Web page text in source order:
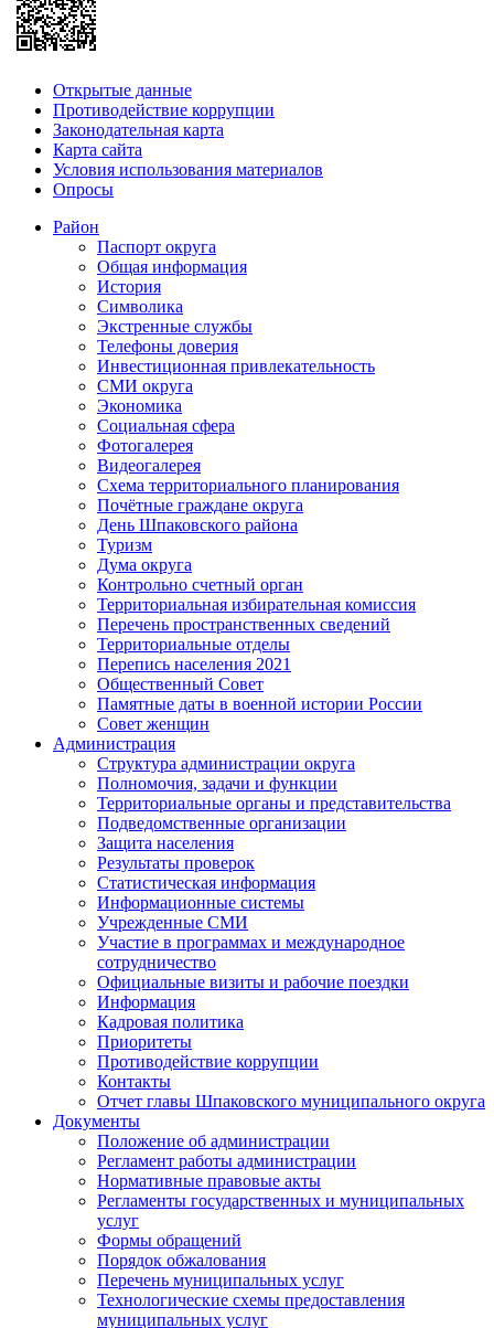
Открытые данные
Противодействие коррупции
Законодательная карта
Карта сайта
Условия использования материалов
Опросы
Район
Паспорт округа
Общая информация
История
Символика
Экстренные службы
Телефоны доверия
Инвестиционная привлекательность
СМИ округа
Экономика
Социальная сфера
Фотогалерея
Видеогалерея
Схема территориального планирования
Почётные граждане округа
День Шпаковского района
Туризм
Дума округа
Контрольно счетный орган
Территориальная избирательная комиссия
Перечень пространственных сведений
Территориальные отделы
Перепись населения 2021
Общественный Совет
Памятные даты в военной истории России
Совет женщин
Администрация
Структура администрации округа
Полномочия, задачи и функции
Территориальные органы и представительства
Подведомственные организации
Защита населения
Результаты проверок
Статистическая информация
Информационные системы
Учрежденные СМИ
Участие в программах и международное
сотрудничество
Официальные визиты и рабочие поездки
Информация
Кадровая политика
Приоритеты
Противодействие коррупции
Контакты
Отчет главы Шпаковского муниципального округа
Документы
Положение об администрации
Регламент работы администрации
Нормативные правовые акты
Регламенты государственных и муниципальных
услуг
Формы обращений
Порядок обжалования
Перечень муниципальных услуг
Технологические схемы предоставления
муниципальных услуг